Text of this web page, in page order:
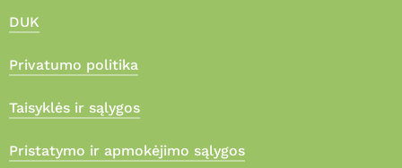
DUK
Privatumo politika
Taisyklės ir sąlygos
Pristatymo ir apmokėjimo sąlygos